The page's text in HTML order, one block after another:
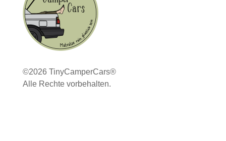
©2026 TinyCamperCars®
Alle Rechte vorbehalten.